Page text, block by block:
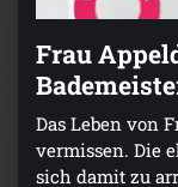
Frau
Das Leben von
vermissen. Die
sich damit zu